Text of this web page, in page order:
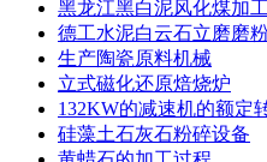
黑龙江黑白泥风化煤加
德工水泥白云石立磨磨
生产陶瓷原料机械
立式磁化还原焙烧炉
132KW的减速机的额定
硅藻土石灰石粉碎设备